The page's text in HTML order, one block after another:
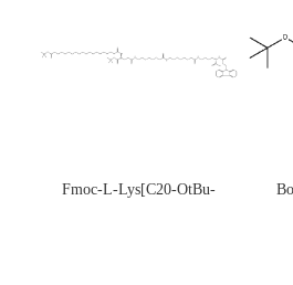
Fmoc-L-Lys[C20-OtBu-